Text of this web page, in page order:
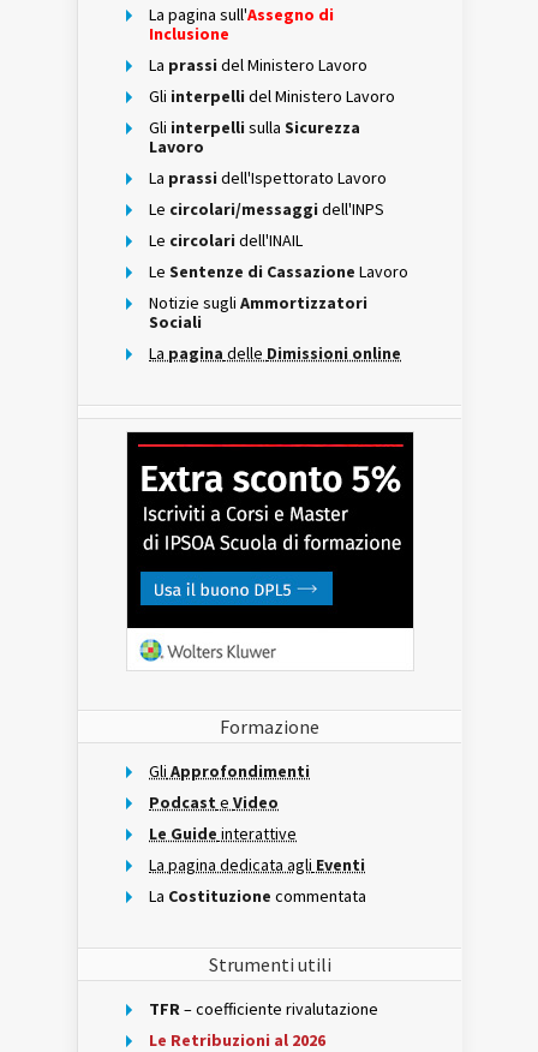
La pagina sull'Assegno di
Inclusione
La prassi del Ministero Lavoro
Gli interpelli del Ministero Lavoro
Gli interpelli sulla Sicurezza
Lavoro
La prassi dell'Ispettorato Lavoro
Le circolari/messaggi dell'INPS
Le circolari dell'INAIL
Le Sentenze di Cassazione Lavoro
Notizie sugli Ammortizzatori
Sociali
La pagina delle Dimissioni online
Formazione
Gli Approfondimenti
Podcast e Video
Le Guide interattive
La pagina dedicata agli Eventi
La Costituzione commentata
Strumenti utili
TFR– coefficiente rivalutazione
Le Retribuzioni al 2026